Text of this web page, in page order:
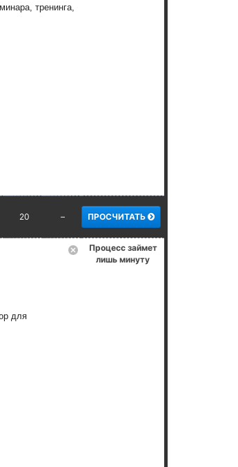
тренинга,
20 – ПРОСЧИТАТЬ
для
Процесс займет
лишь минуту